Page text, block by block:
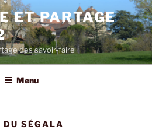
ET PARTAGE
des savoir-faire
Menu
DU SÉGALA